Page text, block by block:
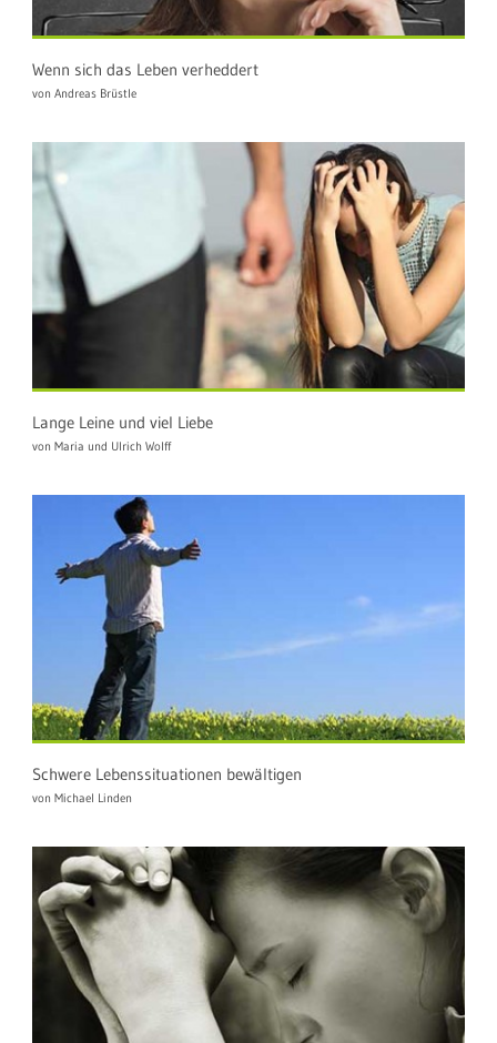
Wenn sich das Leben verheddert
von Andreas Brüstle
Lange Leine und viel Liebe
von Maria und Ulrich Wolff
Schwere Lebenssituationen bewältigen
von Michael Linden